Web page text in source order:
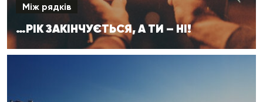
Між рядків
…РІК ЗАКІНЧУЄТЬСЯ, А ТИ – НІ!